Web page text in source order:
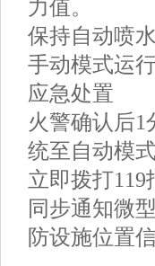
力值。
保持自动喷
手动模式运行
应急处置
火警确认后
统至自动模式
立即拨打
同步通知微
防设施位置信